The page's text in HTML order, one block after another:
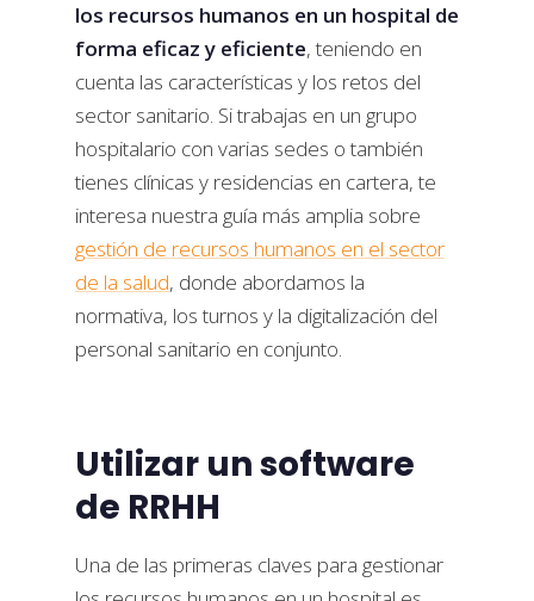
los recursos humanos en un hospital de
forma eficaz y eficiente, teniendo en
cuenta las características y los retos del
sector sanitario. Si trabajas en un grupo
hospitalario con varias sedes o también
tienes clínicas y residencias en cartera, te
interesa nuestra guía más amplia sobre
gestión de recursos humanos en el sector
de la salud, donde abordamos la
normativa, los turnos y la digitalización del
personal sanitario en conjunto.
Utilizar un software
de RRHH
Una de las primeras claves para gestionar